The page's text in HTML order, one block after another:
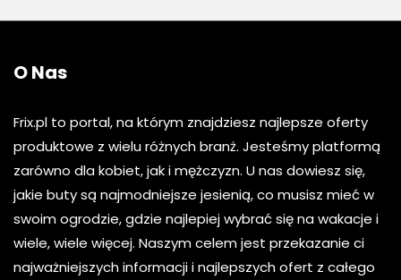
O Nas
Frix.pl to portal, na którym znajdziesz najlepsze oferty
produktowe z wielu różnych branż. Jesteśmy platformą
zarówno dla kobiet, jak i mężczyzn. U nas dowiesz się,
jakie buty są najmodniejsze jesienią, co musisz mieć w
swoim ogrodzie, gdzie najlepiej wybrać się na wakacje i
wiele, wiele więcej. Naszym celem jest przekazanie ci
najważniejszych informacji i najlepszych ofert z całego